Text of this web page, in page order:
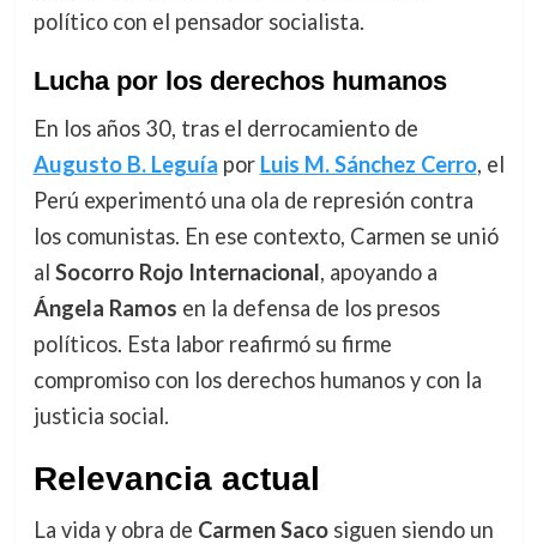
político con el pensador socialista.
Lucha por los derechos humanos
En los años 30, tras el derrocamiento de
Augusto B. Leguía por Luis M. Sánchez Cerro, el
Perú experimentó una ola de represión contra
los comunistas. En ese contexto, Carmen se unió
al Socorro Rojo Internacional, apoyando a
Ángela Ramos en la defensa de los presos
políticos. Esta labor reafirmó su firme
compromiso con los derechos humanos y con la
justicia social.
Relevancia actual
La vida y obra de Carmen Sacosiguen siendo un